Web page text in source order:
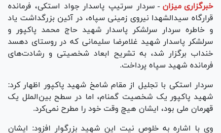
خبرگزاری میزان - سردار سرتیپ پاسدار جواد استکی، فرمانده
قرارگاه سیدالشهدا نیروی زمینی سپاه، در آئین بزرگداشت یاد
و خاطره سردار سرلشکر پاسدار شهید حاج محمد پاکپور و
سرلشکر پاسدار شهید غلامرضا سلیمانی که در روستای دهسد
خنداب برگزار شد، به تشریح ابعاد شخصیتی و رشادت‌های
فرمانده شهید سپاه پرداخت.
سردار استکی با تجلیل از مقام شامخ شهید پاکپور اظهار کرد:
شهید پاکپور یک شخصیت گمنام، اما در سطح بین‌الملل یک
قهرمان ملی بود، ایشان هیچ وقت خود را مطرح نمی‌کرد.
وی با اشاره به خلوص نیت این شهید بزرگوار افزود: ایشان